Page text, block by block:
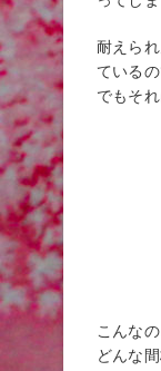
耐えら
ている
でもそ
こんな
どんな